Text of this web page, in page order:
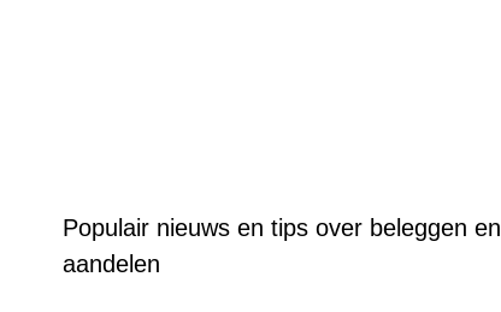
Populair nieuws en tips over beleggen en
aandelen